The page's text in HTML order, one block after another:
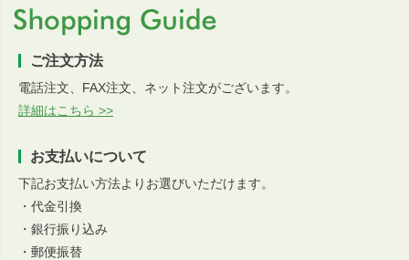
ご注文方法
電話注文、FAX注文、ネット注文がございます。
詳細はこちら >>
お支払いについて
下記お支払い方法よりお選びいただけます。
・代金引換
・銀行振り込み
・郵便振替